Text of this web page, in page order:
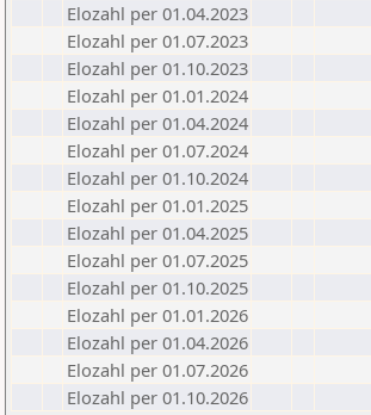
Elozahl per 01.04.2023
Elozahl per 01.07.2023
Elozahl per 01.10.2023
Elozahl per 01.01.2024
Elozahl per 01.04.2024
Elozahl per 01.07.2024
Elozahl per 01.10.2024
Elozahl per 01.01.2025
Elozahl per 01.04.2025
Elozahl per 01.07.2025
Elozahl per 01.10.2025
Elozahl per 01.01.2026
Elozahl per 01.04.2026
Elozahl per 01.07.2026
Elozahl per 01.10.2026